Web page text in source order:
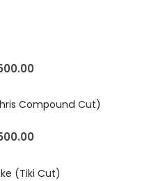
Compound Cut)
(Tiki Cut)